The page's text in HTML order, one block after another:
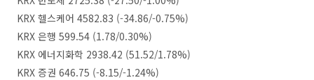
KRX 헬스케어 4582.83 (-34.86/-0.75%)
KRX 은행 599.54 (1.78/0.30%)
KRX 에너지화학 2938.42 (51.52/1.78%)
KRX 증권 646.75 (-8.15/-1.24%)